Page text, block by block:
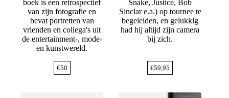
boek is een retrospectief
van zijn fotografie en
bevat portretten van
vrienden en collega's uit
de entertainment-, mode-
en kunstwereld.
€50
Snake, Justice, Bob
Sinclar e.a.) op tournee te
begeleiden, en gelukkig
had hij altijd zijn camera
bij zich.
€59,95